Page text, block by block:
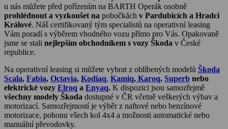
u nás můžete před pořízením na BARTH Operák osobně
prohlédnout a vyzkoušet na pobočkách v Pardubicích a Hradci
Králové. Náš certifikovaný tým specialistů na operativní leasing
Vám poradí s výběrem vhodného vozu přímo pro Vás. Opakovaně
jsme se stali nejlepším obchodníkem s vozy Škoda v České
republice.
Na operativní leasing si můžete vybrat z oblíbených modelů Škoda
Scala, Fabia, Octavia, Kodiaq, Kamiq, Karoq, Superb nebo
elektrické vozy Elroq a Enyaq. K dispozici jsou samozřejmě
všechny modely Škoda dostupné v ČR včetně veškerých výbav a
motorizací. Samozřejmostí je výběr z naftové nebo benzínové
motorizace, pohonu všech kol 4x4 a možnosti automatické nebo
manuální převodovky.